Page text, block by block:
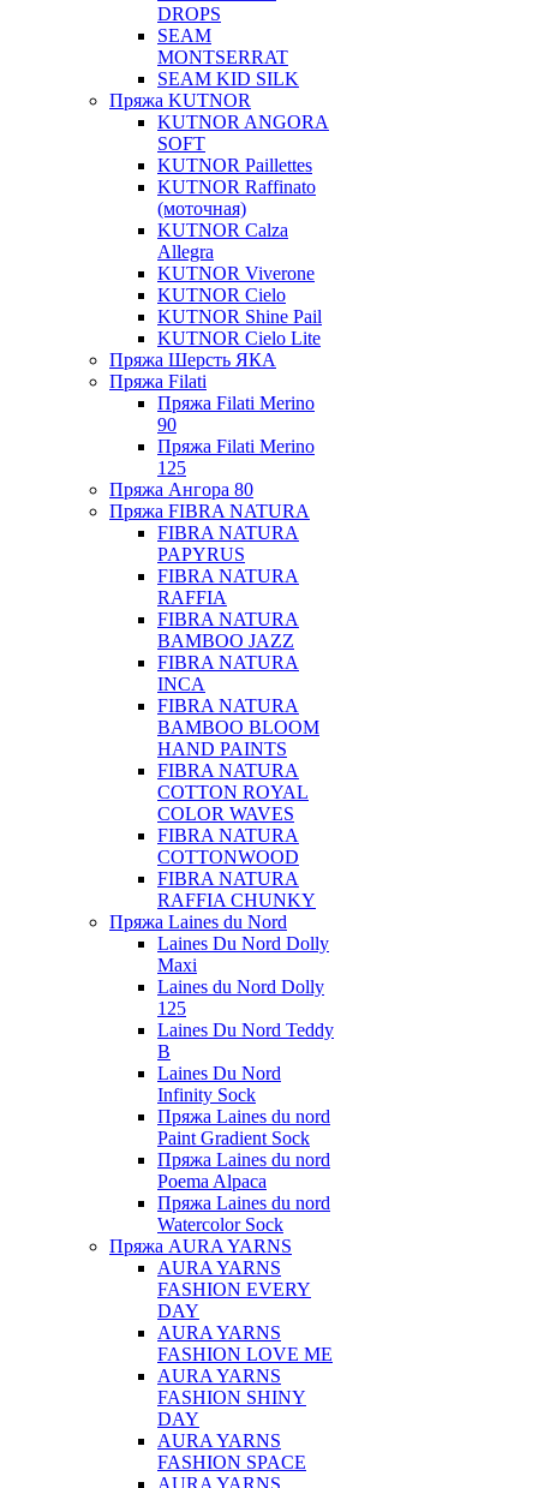
DROPS
SEAM
MONTSERRAT
SEAM KID SILK
Пряжа KUTNOR
KUTNOR ANGORA
SOFT
KUTNOR Paillettes
KUTNOR Raffinato
(моточная)
KUTNOR Calza
Allegra
KUTNOR Viverone
KUTNOR Cielo
KUTNOR Shine Pail
KUTNOR Cielo Lite
Пряжа Шерсть ЯКА
Пряжа Filati
Пряжа Filati Merino
90
Пряжа Filati Merino
125
Пряжа Ангора 80
Пряжа FIBRA NATURA
FIBRA NATURA
PAPYRUS
FIBRA NATURA
RAFFIA
FIBRA NATURA
BAMBOO JAZZ
FIBRA NATURA
INCA
FIBRA NATURA
BAMBOO BLOOM
HAND PAINTS
FIBRA NATURA
COTTON ROYAL
COLOR WAVES
FIBRA NATURA
COTTONWOOD
FIBRA NATURA
RAFFIA CHUNKY
Пряжа Laines du Nord
Laines Du Nord Dolly
Maxi
Laines du Nord Dolly
125
Laines Du Nord Teddy
B
Laines Du Nord
Infinity Sock
Пряжа Laines du nord
Paint Gradient Sock
Пряжа Laines du nord
Poema Alpaca
Пряжа Laines du nord
Watercolor Sock
Пряжа AURA YARNS
AURA YARNS
FASHION EVERY
DAY
AURA YARNS
FASHION LOVE ME
AURA YARNS
FASHION SHINY
DAY
AURA YARNS
FASHION SPACE
AURA YARNS